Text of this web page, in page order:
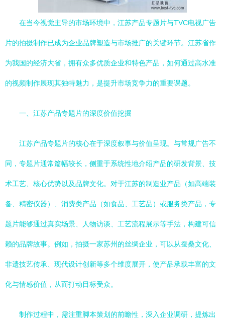
在当今视觉主导的市场环境中，江苏产品专题片与TVC电视广告
片的拍摄制作已成为企业品牌塑造与市场推广的关键环节。江苏省作
为我国的经济大省，拥有众多优质企业和特色产品，如何通过高水准
的视频制作展现其独特魅力，是提升市场竞争力的重要课题。
一、江苏产品专题片的深度价值挖掘
江苏产品专题片的核心在于深度叙事与价值呈现。与常规广告不
同，专题片通常篇幅较长，侧重于系统性地介绍产品的研发背景、技
术工艺、核心优势以及品牌文化。对于江苏的制造业产品（如高端装
备、精密仪器）、消费类产品（如食品、工艺品）或服务类产品，专
题片能够通过真实场景、人物访谈、工艺流程展示等手法，构建可信
赖的品牌故事。例如，拍摄一家苏州的丝绸企业，可以从蚕桑文化、
非遗技艺传承、现代设计创新等多个维度展开，使产品承载丰富的文
化与情感价值，从而打动目标受众。
制作过程中，需注重脚本策划的前瞻性，深入企业调研，提炼出